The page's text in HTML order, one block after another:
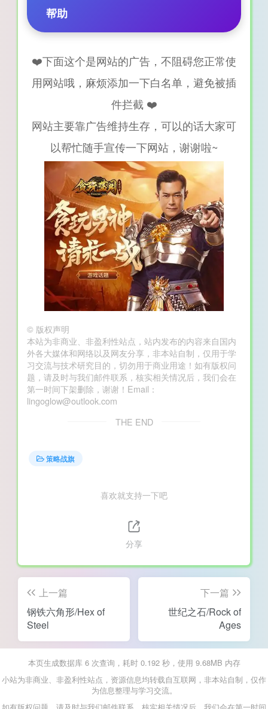
帮助
❤️下面这个是网站的广告，不阻碍您正常使
用网站哦，麻烦添加一下白名单，避免被插
件拦截 ❤️
网站主要靠广告维持生存，可以的话大家可
以帮忙随手宣传一下网站，谢谢啦~
© 版权声明
本站为非商业、非盈利性站点，站内发布的内容来自国内
外各大媒体和网络以及网友分享，非本站自制，仅用于学
习交流与技术研究目的，切勿用于商业用途！如有版权问
题，请及时与我们邮件联系，核实相关情况后，我们会在
第一时间下架删除，谢谢！Email：
lingoglow@outlook.com
THE END
策略战旗
喜欢就支持一下吧
分享
上一篇
钢铁六角形/Hex of
Steel
下一篇
世纪之石/Rock of
Ages
本页生成数据库 6 次查询，耗时 0.192 秒，使用 9.68MB 内存
小站为非商业、非盈利性站点，资源信息均转载自互联网，非本站自制，仅作
为信息整理与学习交流。